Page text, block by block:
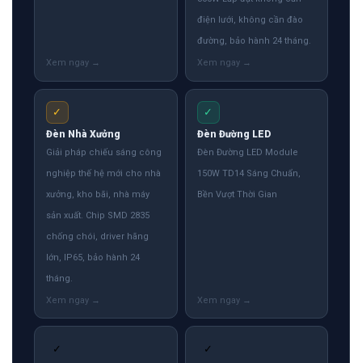
điện lưới, không cần đào
đường, bảo hành 24 tháng.
✓
Đèn Nhà Xưởng
Giải pháp chiếu sáng công
nghiệp thế hệ mới cho nhà
xưởng, kho bãi, nhà máy
sản xuất. Chip SMD 2835
chống chói, driver hãng
lớn, IP65, bảo hành 24
tháng.
✓
Đèn Đường LED
Đèn Đường LED Module
150W TD14 Sáng Chuẩn,
Bền Vượt Thời Gian
✓ ✓